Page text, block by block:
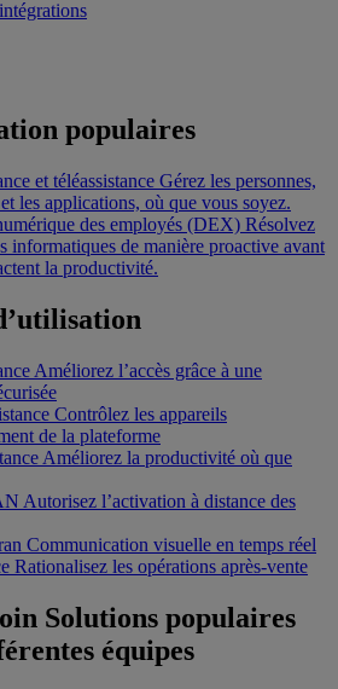
populaires
et téléassistance Gérez les personnes,
les applications, où que vous soyez.
des employés (DEX) Résolvez
informatiques de manière proactive avant
la productivité.
Améliorez l’accès grâce à une
Contrôlez les appareils
de la plateforme
Améliorez la productivité où que
Autorisez l’activation à distance des
Communication visuelle en temps réel
Rationalisez les opérations après-vente
Solutions populaires
équipes